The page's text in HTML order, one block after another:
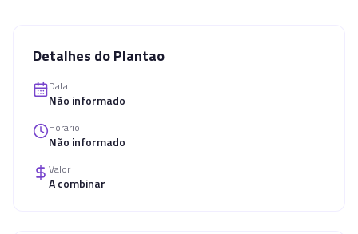
Detalhes do Plantao
Data
Não informado
Horario
Não informado
Valor
A combinar